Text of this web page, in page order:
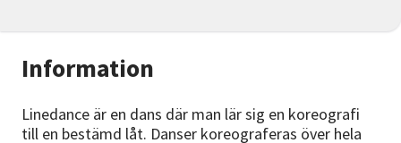
Information
Linedance är en dans där man lär sig en koreografi
till en bestämd låt. Danser koreograferas över hela